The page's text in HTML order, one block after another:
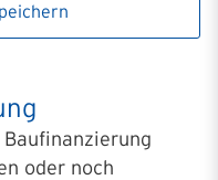
oder noch